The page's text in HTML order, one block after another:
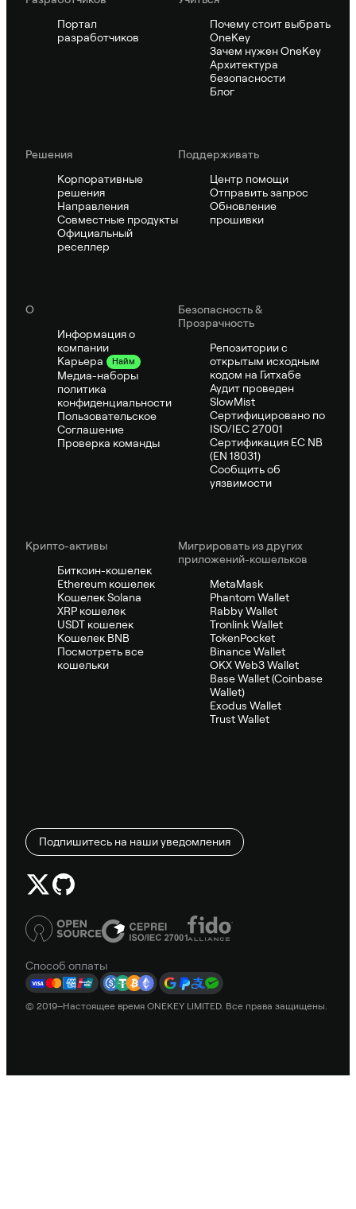
Портал
разработчиков
Почему стоит выбрать
OneKey
Зачем нужен OneKey
Архитектура
безопасности
Блог
Решения
Корпоративные
решения
Направления
Совместные продукты
Официальный
реселлер
Поддерживать
Центр помощи
Отправить запрос
Обновление
прошивки
О
Информация о
компании
Карьера
Найм
Медиа-наборы
политика
конфиденциальности
Пользовательское
Соглашение
Проверка команды
Безопасность &
Прозрачность
Репозитории с
открытым исходным
кодом на Гитхабе
Аудит проведен
SlowMist
Сертифицировано по
ISO/IEC 27001
Сертификация ЕС NB
(EN 18031)
Сообщить об
уязвимости
Крипто-активы
Биткоин-кошелек
Ethereum кошелек
Кошелек Solana
XRP кошелек
USDT кошелек
Кошелек BNB
Посмотреть все
кошельки
Мигрировать из других
приложений-кошельков
MetaMask
Phantom Wallet
Rabby Wallet
Tronlink Wallet
TokenPocket
Binance Wallet
OKX Web3 Wallet
Base Wallet (Coinbase
Wallet)
Exodus Wallet
Trust Wallet
Подпишитесь на наши уведомления
Способ оплаты
© 2019–Настоящее время ONEKEY LIMITED. Все права защищены.